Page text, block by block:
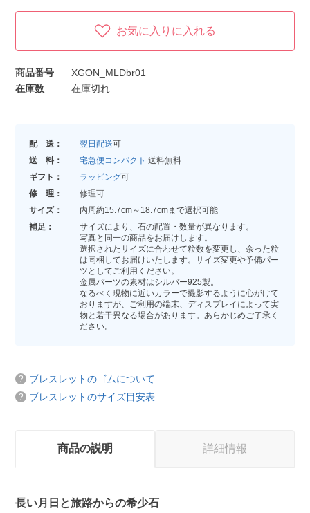
お気に入りに入れる
商品番号
XGON_MLDbr01
在庫数
在庫切れ
配 送： 翌日配送可
送 料：
宅急便コンパクト 送料無料
ギフト：
ラッピング可
修 理：
修理可
サイズ：
内周約15.7cm～18.7cmまで選択可能
補足：
サイズにより、石の配置・数量が異なります。
写真と同一の商品をお届けします。
選択されたサイズに合わせて粒数を変更し、余った粒
は同梱してお届けいたします。サイズ変更や予備パー
ツとしてご利用ください。
金属パーツの素材はシルバー925製。
なるべく現物に近いカラーで撮影するように心がけて
おりますが、ご利用の端末、ディスプレイによって実
物と若干異なる場合があります。あらかじめご了承く
ださい。
ブレスレットのゴムについて
ブレスレットのサイズ目安表
商品の説明 詳細情報
長い月日と旅路からの希少石